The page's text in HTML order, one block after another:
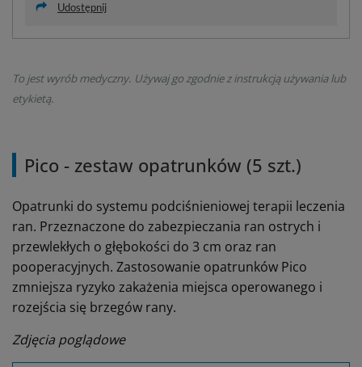
Udostępnij
To jest wyrób medyczny. Używaj go zgodnie z instrukcją używania lub
etykietą.
Pico - zestaw opatrunków (5 szt.)
Opatrunki do systemu podciśnieniowej terapii leczenia
ran. Przeznaczone do zabezpieczania ran ostrych i
przewlekłych o głębokości do 3 cm oraz ran
pooperacyjnych. Zastosowanie opatrunków Pico
zmniejsza ryzyko zakażenia miejsca operowanego i
rozejścia się brzegów rany.
Zdjęcia poglądowe